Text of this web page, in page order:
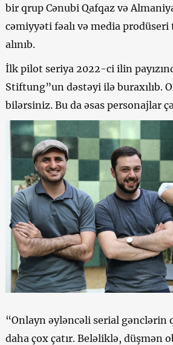
bir qrup Cənubi Qafqaz və
cəmiyyəti fəalı və media
alınıb.
İlk pilot seriya 2022-ci ilin
Stiftung”un dəstəyi ilə buraxılıb.
bilərsiniz. Bu da əsas personajlar
“Onlayn əyləncəli serial gənclərin
daha çox çatır. Beləliklə, düşmən